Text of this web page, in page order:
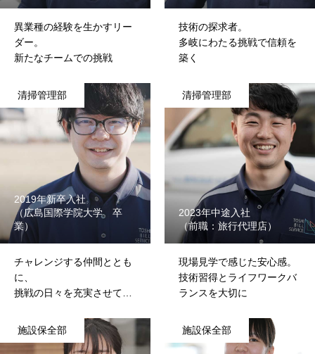
新卒採用
NEWS interview COMPANY download
異業種の経験を生かすリー
ダー。
新たなチームでの挑戦
技術の探求者。
多岐にわたる挑戦で信頼を
築く
清掃管理部
2019年新卒入社
（広島国際学院大学 卒
業）
チャレンジする仲間ととも
に、
挑戦の日々を充実させてい
清掃管理部
2023年中途入社
（前職：旅行代理店）
現場見学で感じた安心感。
技術習得とライフワークバ
ランスを大切に
施設保全部 施設保全部